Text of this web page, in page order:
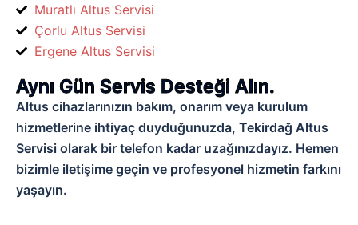
Muratlı Altus Servisi
Çorlu Altus Servisi
Ergene Altus Servisi
Aynı Gün Servis Desteği Alın.
Altus cihazlarınızın bakım, onarım veya kurulum
hizmetlerine ihtiyaç duyduğunuzda, Tekirdağ Altus
Servisi olarak bir telefon kadar uzağınızdayız. Hemen
bizimle iletişime geçin ve profesyonel hizmetin farkını
yaşayın.